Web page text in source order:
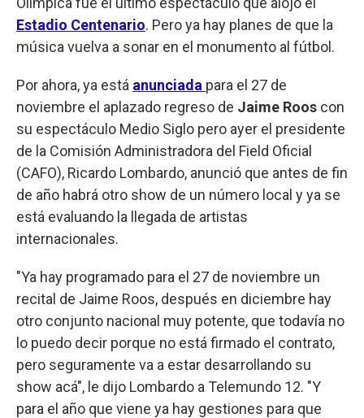
Estadio Centenario. Pero ya hay planes de que la
música vuelva a sonar en el monumento al fútbol.
Por ahora, ya está anunciada para el 27 de
noviembre el aplazado regreso de Jaime Roos con
su espectáculo Medio Siglo pero ayer el presidente
de la Comisión Administradora del Field Oficial
(CAFO), Ricardo Lombardo, anunció que antes de fin
de año habrá otro show de un número local y ya se
está evaluando la llegada de artistas
internacionales.
"Ya hay programado para el 27 de noviembre un
recital de Jaime Roos, después en diciembre hay
otro conjunto nacional muy potente, que todavía no
lo puedo decir porque no está firmado el contrato,
pero seguramente va a estar desarrollando su
show acá", le dijo Lombardo a Telemundo 12. "Y
para el año que viene ya hay gestiones para que